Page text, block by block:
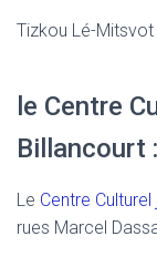
Tizkou Lé-Mitsvot
le Centre
Billancourt :
Le Centre
rues Marcel